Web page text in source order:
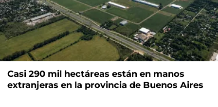
Casi 290 mil hectáreas están en manos
extranjeras en la provincia de Buenos Aires